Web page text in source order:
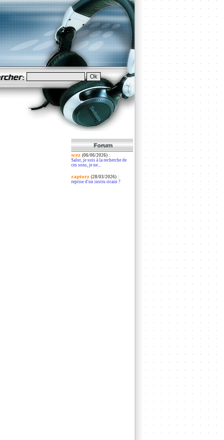
scez (06/06/2026):
Salut, je suis à la recherche de
ces sons, je ne...
raptorz (28/03/2026):
reprise d'un instru ricain ?